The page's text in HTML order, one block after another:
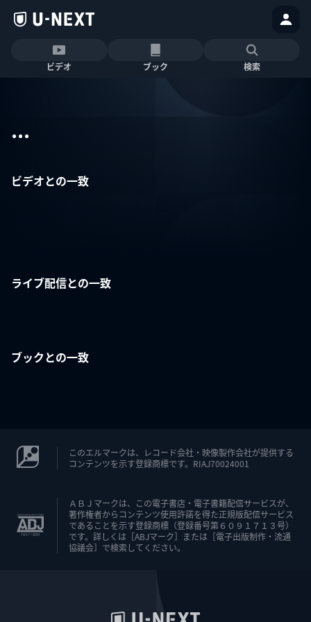
ビデオ ブック 検索
...
ビデオとの一致
ライブ配信との一致
ブックとの一致
このエルマークは、レコード会社・映像製作会社が提供する
コンテンツを示す登録商標です。RIAJ70024001
ＡＢＪマークは、この電子書店・電子書籍配信サービスが、
著作権者からコンテンツ使用許諾を得た正規版配信サービス
であることを示す登録商標（登録番号第６０９１７１３号）
です。詳しくは［ABJマーク］または［電子出版制作・流通
協議会］で検索してください。